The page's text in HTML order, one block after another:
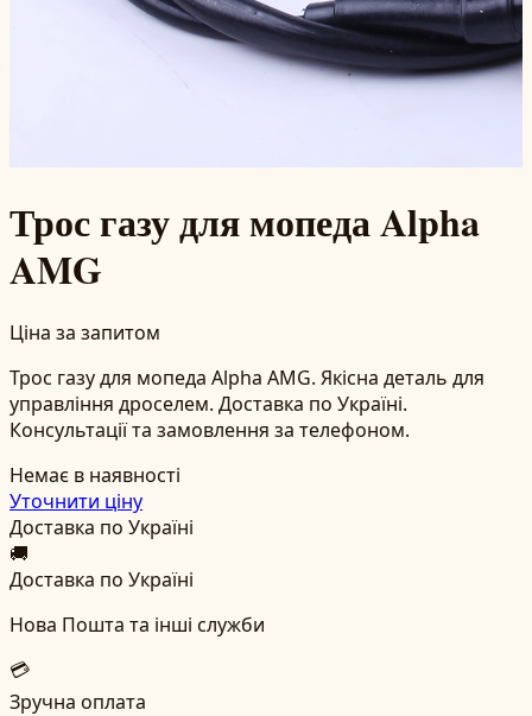
Трос газу для мопеда Alpha
AMG
Ціна за запитом
Трос газу для мопеда Alpha AMG. Якісна деталь для
управління дроселем. Доставка по Україні.
Консультації та замовлення за телефоном.
Немає в наявності
Уточнити ціну
Доставка по Україні
🚚
Доставка по Україні
Нова Пошта та інші служби
💳
Зручна оплата